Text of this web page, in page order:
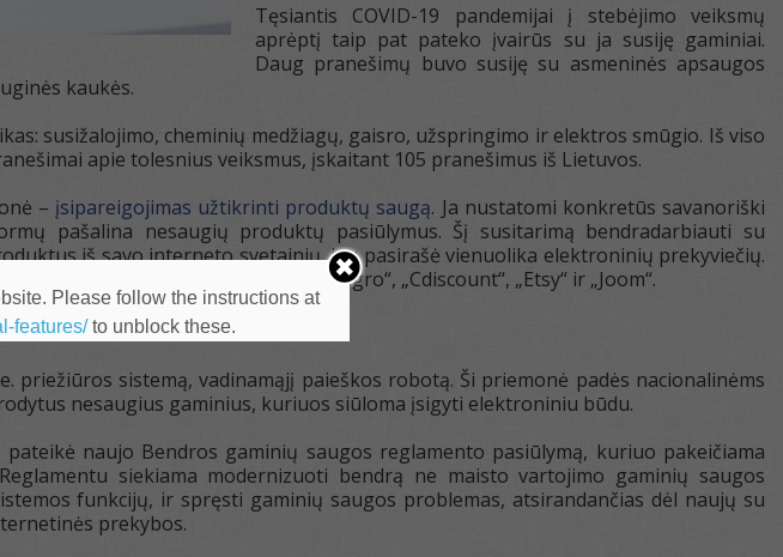
Tęsiantis COVID-19 pandemijai į stebėjimo veiksmų
aprėptį taip pat pateko įvairūs su ja susiję gaminiai.
Daug pranešimų buvo susiję su asmeninės apsaugos
kaukės.
susižalojimo, cheminių medžiagų, gaisro, užspringimo ir elektros smūgio. Iš viso
apie tolesnius veiksmus, įskaitant 105 pranešimus iš Lietuvos.
– įsipareigojimas užtikrinti produktų saugą. Ja nustatomi konkretūs savanoriški
pašalina nesaugių produktų pasiūlymus. Šį susitarimą bendradarbiauti su
iš savo interneto svetainių, jau pasirašė vienuolika elektroninių prekyviečių.
„eBay“, „Rakuten France“, „Allegro“, „Cdiscount“, „Etsy“ ir „Joom“.
priežiūros sistemą, vadinamąjį paieškos robotą. Ši priemonė padės nacionalinėms
nesaugius gaminius, kuriuos siūloma įsigyti elektroniniu būdu.
naujo Bendros gaminių saugos reglamento pasiūlymą, kuriuo pakeičiama
siekiama modernizuoti bendrą ne maisto vartojimo gaminių saugos
funkcijų, ir spręsti gaminių saugos problemas, atsirandančias dėl naujų su
prekybos.
Please follow the instructions at
features/to unblock these.